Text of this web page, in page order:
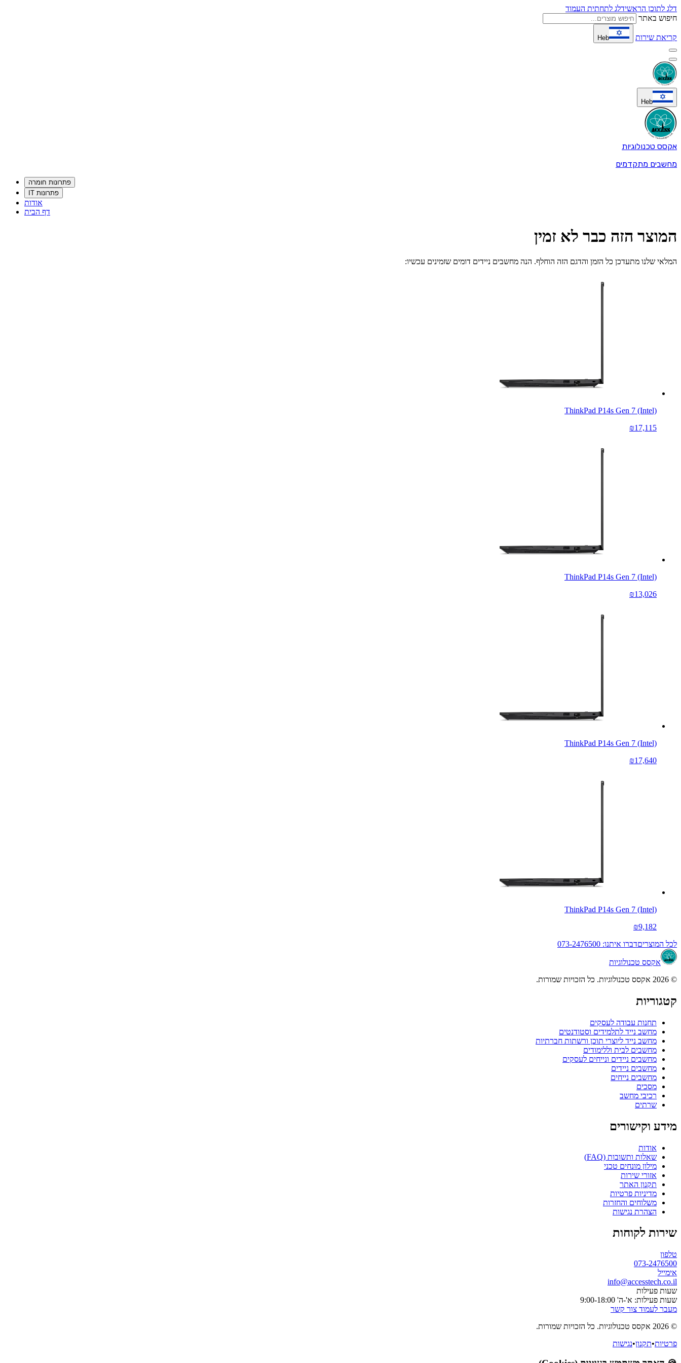
דלג לתוכן הראשידלג לתחתית העמוד
חיפוש באתר
קריאת שירות Heb
Heb
אקסס טכנולוגיות
מחשבים מתקדמים
פתרונות חומרה
פתרונות IT
אודות
דף הבית
המוצר הזה כבר לא זמין
המלאי שלנו מתעדכן כל הזמן והדגם הזה הוחלף. הנה מחשבים ניידים דומים שזמינים עכשיו:
ThinkPad P14s Gen 7 (Intel)
₪17,115
ThinkPad P14s Gen 7 (Intel)
₪13,026
ThinkPad P14s Gen 7 (Intel)
₪17,640
ThinkPad P14s Gen 7 (Intel)
₪9,182
לכל המוצריםדברו איתנו: 073-2476500
אקסס טכנולוגיות
© 2026 אקסס טכנולוגיות. כל הזכויות שמורות.
קטגוריות
תחנות עבודה לעסקים
מחשב נייד לתלמידים וסטודנטים
מחשב נייד ליוצרי תוכן ורשתות חברתיות
מחשבים לבית וללימודים
מחשבים ניידים ונייחים לעסקים
מחשבים ניידים
מחשבים נייחים
מסכים
רכיבי מחשב
שרתים
מידע וקישורים
אודות
שאלות ותשובות (FAQ)
מילון מונחים טכני
אזורי שירות
תקנון האתר
מדיניות פרטיות
משלוחים והחזרות
הצהרת נגישות
שירות לקוחות
טלפון
073-2476500
אימייל
info@accesstech.co.il
שעות פעילות
שעות פעילות: א'-ה' 9:00-18:00
מעבר לעמוד צור קשר
© 2026 אקסס טכנולוגיות. כל הזכויות שמורות.
פרטיות•תקנון•נגישות